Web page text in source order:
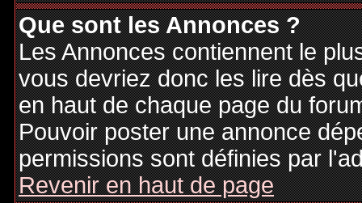
Que sont les Annonces ?
Les Annonces contiennent le
vous devriez donc les lire dès
en haut de chaque page du
Pouvoir poster une annonce
permissions sont définies par
Revenir en haut de page